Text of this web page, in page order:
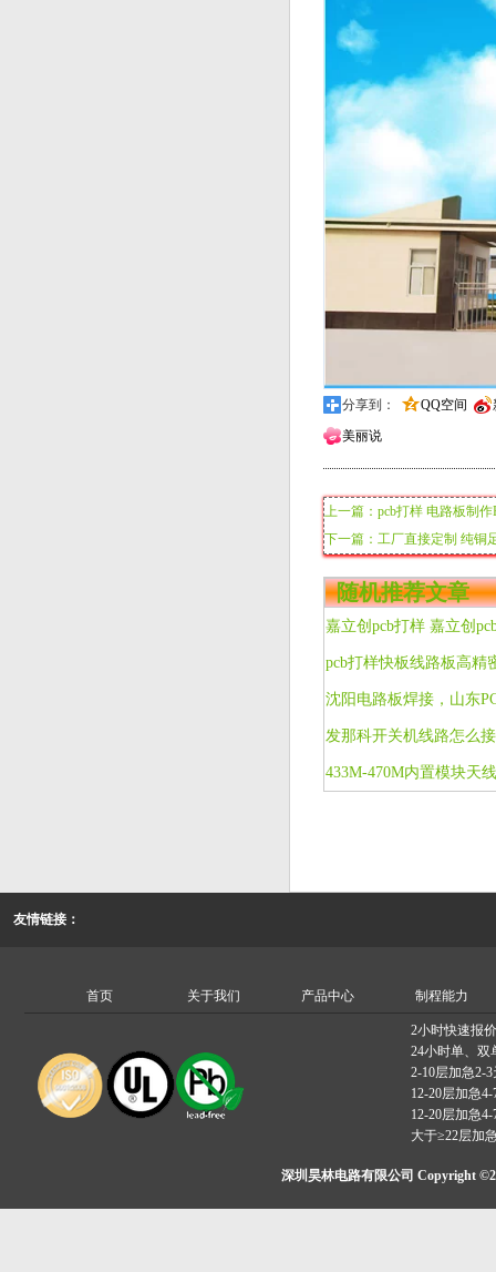
分享到： QQ空间
美丽说
上一篇：pcb打样 电路板制
下一篇：工厂直接定制 纯铜
随机推荐文章
发那科开关机线路怎么接
友情链接：
首页 关于我们 产品中心 制程能力
2小时快速报价
24小时单、双
2-10层加急2-3
12-20层加急4-
12-20层加急4-
大于≥22层加
深圳昊林电路有限公司 Copyright